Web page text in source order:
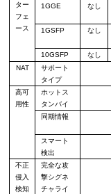
ター
フェ
ース
1GGE なし
1GSFP なし
10GSFP なし
NAT
サポート
タイプ
高可
用性
ホットス
タンバイ
同期情報
スマート
検出
不正
侵入
検知
完全な攻
撃シグネ
チャライ